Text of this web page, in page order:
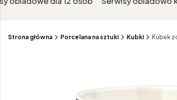
Strona główna Porcelana na sztuki Kubki Kubek